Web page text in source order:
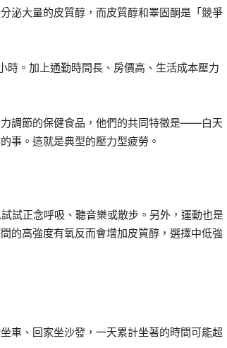
泌大量的皮質醇，而皮質醇和睪固酮是「競爭
。加上通勤時間長、房價高、生活成本壓力
調節的保健食品，他們的共同特徵是——白天
事。這就是典型的壓力型疲勞。
試正念呼吸、聽音樂或散步。另外，運動也是
高強度有氧反而會增加皮質醇，選擇中低強
車、回家坐沙發，一天累計坐著的時間可能超